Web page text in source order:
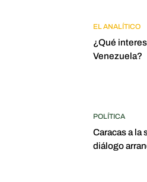
EL ANALÍTICO
¿Qué
Venezuela?
POLÍTICA
Caracas a la
diálogo